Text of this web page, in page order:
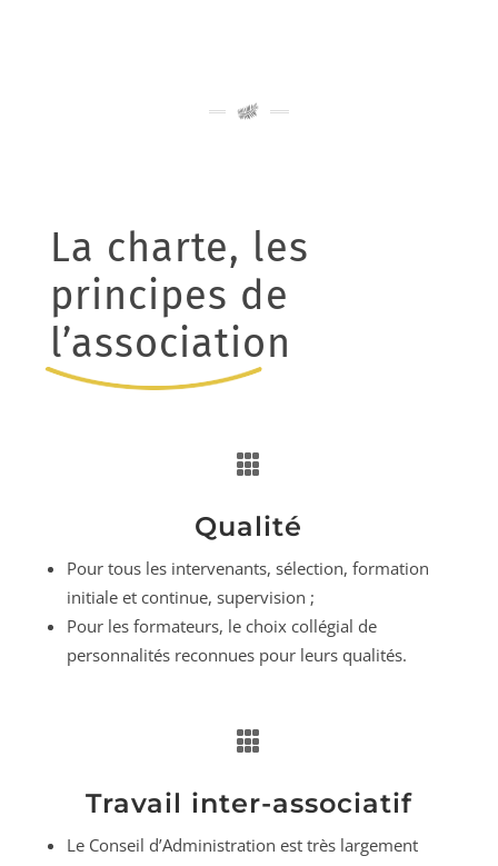
La charte, les
principes de
l’association

Qualité
Pour tous les intervenants, sélection, formation
initiale et continue, supervision ;
Pour les formateurs, le choix collégial de
personnalités reconnues pour leurs qualités.

Travail inter-associatif
Le Conseil d’Administration est très largement